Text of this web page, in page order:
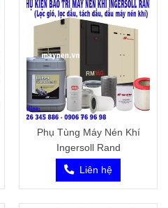
Phụ Tùng Máy Nén Khí
Ingersoll Rand
Liên hệ